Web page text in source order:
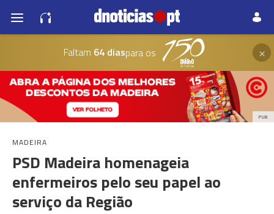
Faltam 64 diaspara os ×
PUB
MADEIRA
PSD Madeira homenageia
enfermeiros pelo seu papel ao
serviço da Região